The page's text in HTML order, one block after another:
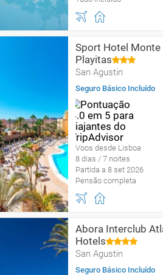
Sport Hotel Monte
Playitas
San Agustin
Seguro Básico Incluído
Voos desde Lisboa
8 dias / 7 noites
Partida a 8 set 2026
Pensão completa
Abora Interclub
Hotels
San Agustin
Seguro Básico Incluído